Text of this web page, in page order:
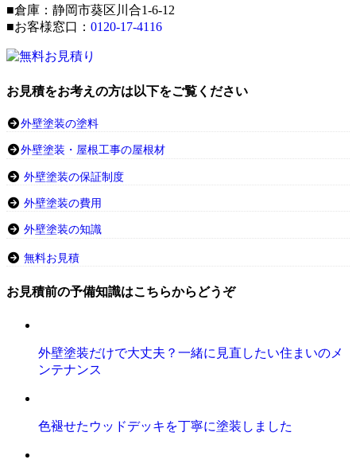
■倉庫：静岡市葵区川合1-6-12
■お客様窓口： 0120-17-4116
お見積をお考えの方は以下をご覧ください
外壁塗装の塗料
外壁塗装・屋根工事の屋根材
外壁塗装の保証制度
外壁塗装の費用
外壁塗装の知識
無料お見積
お見積前の予備知識はこちらからどうぞ
外壁塗装だけで大丈夫？一緒に見直したい住まいのメ
ンテナンス
色褪せたウッドデッキを丁寧に塗装しました